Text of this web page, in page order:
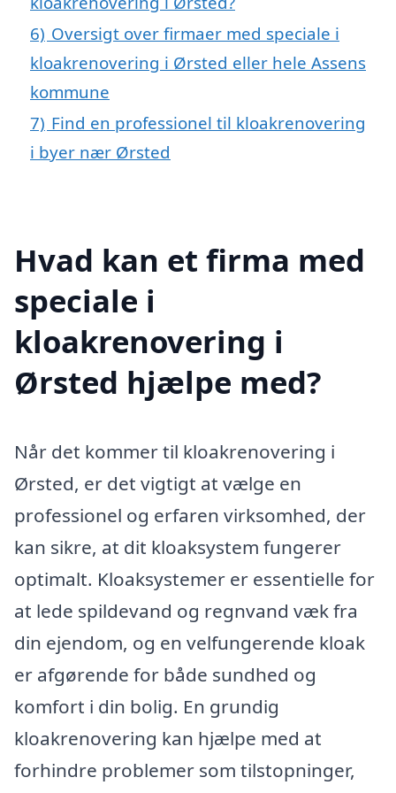
6) Oversigt over firmaer med speciale i
kloakrenovering i Ørsted eller hele Assens
kommune
7) Find en professionel til kloakrenovering
i byer nær Ørsted
Hvad kan et firma med
speciale i
kloakrenovering i
Ørsted hjælpe med?
Når det kommer til kloakrenovering i
Ørsted, er det vigtigt at vælge en
professionel og erfaren virksomhed, der
kan sikre, at dit kloaksystem fungerer
optimalt. Kloaksystemer er essentielle for
at lede spildevand og regnvand væk fra
din ejendom, og en velfungerende kloak
er afgørende for både sundhed og
komfort i din bolig. En grundig
kloakrenovering kan hjælpe med at
forhindre problemer som tilstopninger,